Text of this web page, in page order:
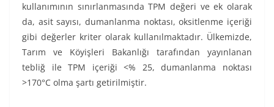
kullanımının sınırlanmasında TPM değeri ve ek olarak
da, asit sayısı, dumanlanma noktası, oksitlenme içeriği
gibi değerler kriter olarak kullanılmaktadır. Ülkemizde,
Tarım ve Köyişleri Bakanlığı tarafından yayınlanan
tebliğ ile TPM içeriği <% 25, dumanlanma noktası
>170°C olma şartı getirilmiştir.